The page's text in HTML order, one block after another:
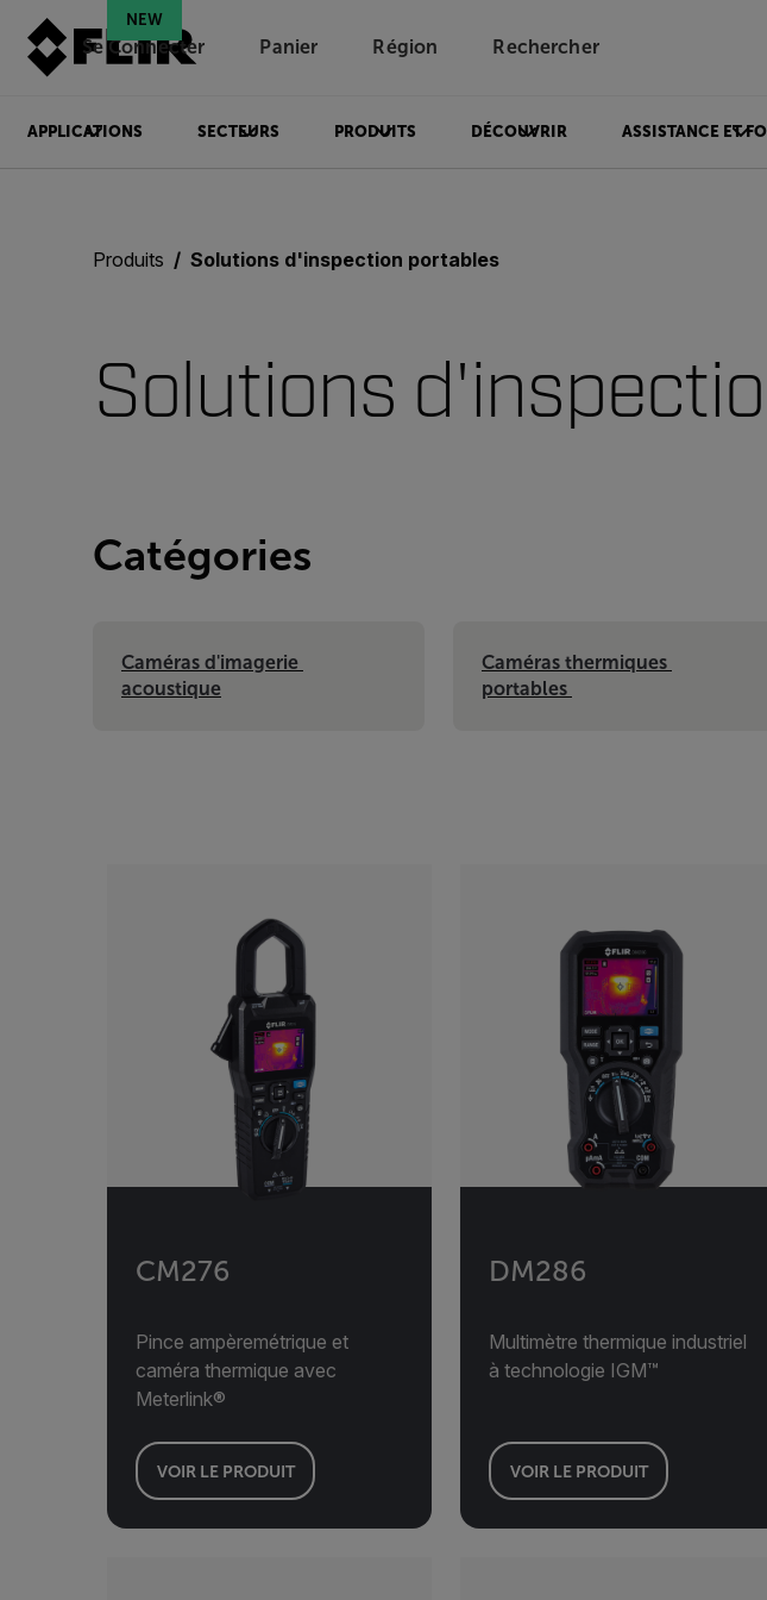
Se Connecter Unread messages
Panier Région Rechercher
APPLICATIONS SECTEURS PRODUITS DÉCOUVRIR ASSISTANCE ET
Produits Solutions d'inspection portables
Solutions
Catégories
Caméras d'imagerie
acoustique
Caméras thermiques
portables
CM276
Pince ampèremétrique et
caméra thermique avec
Meterlink®
VOIR LE PRODUIT
DM286
Multimètre thermique industriel
à technologie IGM™
VOIR LE PRODUIT
NEW